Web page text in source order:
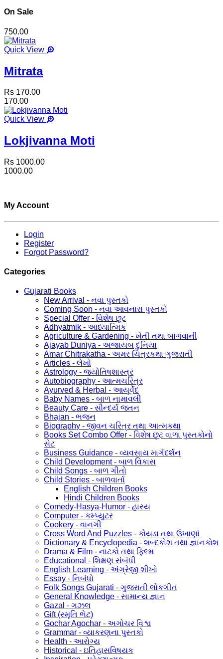
On Sale
750.00
Quick View
Mitrata
Rs 170.00
170.00
Quick View
Lokjivanna Moti
Rs 1000.00
1000.00
My Account
Login
Register
Forgot Password?
Categories
Gujarati Books
New Arrival - નવા પુસ્તકો
Coming Soon - નવા આવનારા પુસ્તકો
Special Offer - વિશેષ છૂટ
Adhyatmik - આધ્યાત્મિક
Agriculture & Gardening - ખેતી તથા બાગવાની
Ajayab Duniya - અજાયબ દુનિયા
Amar Chitrakatha - અમર ચિત્રકથા ગુજરાતી
Articles - લેખો
Astrology - જ્યોતિષશાસ્ત્ર
Autobiography - આત્મચરિત્ર
Ayurved & Herbal - આયૂર્વેદ
Baby Names - બાળ નામાવલી
Beauty Care - સૌન્દર્ય જતન
Bhajan - ભજન
Biography - જીવન ચરિત્ર તથા આત્મકથા
Books Set Combo Offer - વિશેષ છૂટ વાળા પુસ્તકોનો
સેટ
Business Guidance - વ્યવસાય માર્ગદર્શન
Child Development - બાળ વિકાસ
Child Songs - બાળ ગીતો
Child Stories - બાળવાર્તા
English Children Books
Hindi Children Books
Comedy-Hasya-Humor - હાસ્ય
Computer - કમ્પ્યુટર
Cookery - વાનગી
Cross Word And Puzzles - કોયડા તથા ઉખાણાં
Dictionary & Encyclopedia - શબ્દકોશ તથા જ્ઞાનકોશ
Drama & Film - નાટકો તથા ફિલ્મ
Educational - શિક્ષણ સંબંધી
English Learning - અંગ્રેજી શીખો
Essay - નિબંધો
Folk Songs Gujarati - ગુજરાતી લોકગીત
General Knowledge - સામાન્ય જ્ઞાન
Gazal - ગઝલ
Gift (સ્મૃતિ ભેટ)
Gochar Agochar - અગોચર વિશ્વ
Grammar - વ્યાકરણના પુસ્તકો
Health - આરોગ્ય
Historical - ઇતિહાસવિષયક